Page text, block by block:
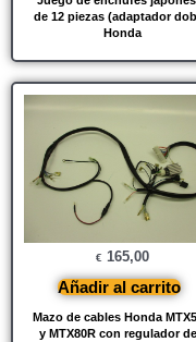
de 12 piezas (adaptador
Honda
Mazo de cables Honda
y MTX80R con regulador
€ 165,00
Añadir al carrito